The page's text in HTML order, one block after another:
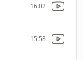
16:02
15:58